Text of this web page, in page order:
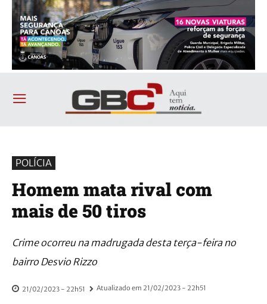
POLÍCIA
Homem mata rival com
mais de 50 tiros
Crime ocorreu na madrugada desta terça-feira no
bairro Desvio Rizzo
21/02/2023 - 22h51 Atualizado em 21/02/2023 - 22h51